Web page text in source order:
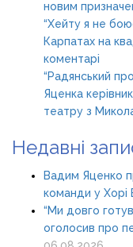
новим
“Хейту я не
Карпатах на
коментарі
“Радянський
Яценка
театру з
Недавні
Вадим Яценко
команди у Хорі
“Ми довго
оголосив про